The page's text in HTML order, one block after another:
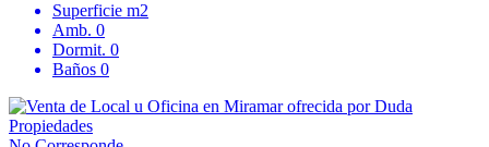
Superficie m2
Amb. 0
Dormit. 0
Baños 0